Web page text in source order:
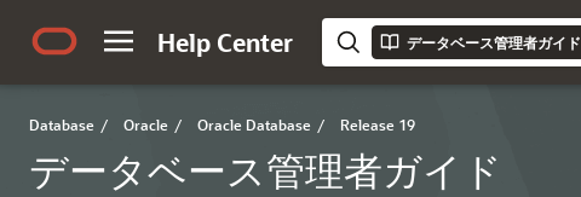
Help Center データベース管理者ガイド
Database / Oracle / Oracle Database / Release 19
データベース管理者ガイド